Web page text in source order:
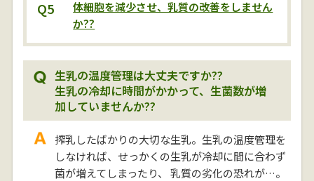
Q5
体細胞を減少させ、乳質の改善をしません
か??
生乳の温度管理は大丈夫ですか??
生乳の冷却に時間がかかって、生菌数が増
加していませんか??
搾乳したばかりの大切な生乳。生乳の温度管理を
しなければ、せっかくの生乳が冷却に間に合わず
菌が増えてしまったり、 乳質の劣化の恐れが…。